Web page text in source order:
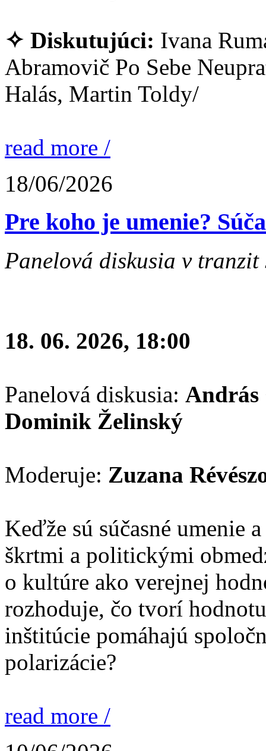
✧ Diskutujúci: Ivana
Abramovič Po Sebe
Halás, Martin Toldy/
read more /
18/06/2026
Pre koho je umenie?
Panelová diskusia v tranzit
18. 06. 2026, 18:00
Panelová diskusia: András
Dominik Želinský
Moderuje: Zuzana
Keďže sú súčasné umenie
škrtmi a politickými
o kultúre ako verejnej
rozhoduje, čo tvorí
inštitúcie pomáhajú
polarizácie?
read more /